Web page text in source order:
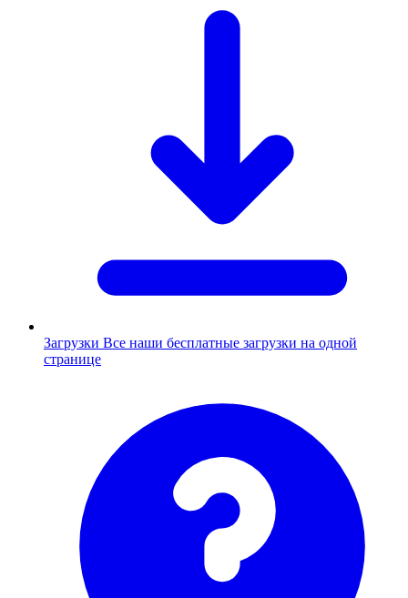
Загрузки Все наши бесплатные загрузки на одной
странице